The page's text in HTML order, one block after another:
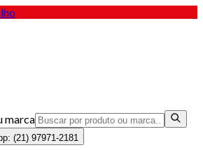
marca
(21) 97971-2181